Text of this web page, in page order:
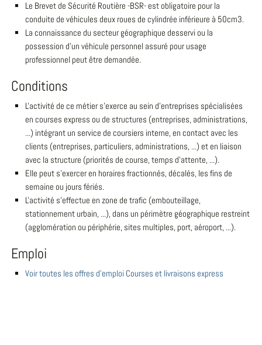
Le Brevet de Sécurité Routière -BSR- est obligatoire pour la
conduite de véhicules deux roues de cylindrée inférieure à 50cm3.
La connaissance du secteur géographique desservi ou la
possession d'un véhicule personnel assuré pour usage
professionnel peut être demandée.
Conditions
L'activité de ce métier s'exerce au sein d'entreprises spécialisées
en courses express ou de structures (entreprises, administrations,
...) intégrant un service de coursiers interne, en contact avec les
clients (entreprises, particuliers, administrations, ...) et en liaison
avec la structure (priorités de course, temps d'attente, ...).
Elle peut s'exercer en horaires fractionnés, décalés, les fins de
semaine ou jours fériés.
L'activité s'effectue en zone de trafic (embouteillage,
stationnement urbain, ...), dans un périmètre géographique restreint
(agglomération ou périphérie, sites multiples, port, aéroport, ...).
Emploi
Voir toutes les offres d'emploi Courses et livraisons express